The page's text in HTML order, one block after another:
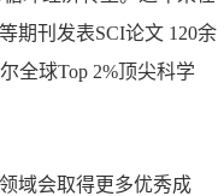
等期刊发表SCI论文 120余
全球Top 2%顶尖科学
域会取得更多优秀成